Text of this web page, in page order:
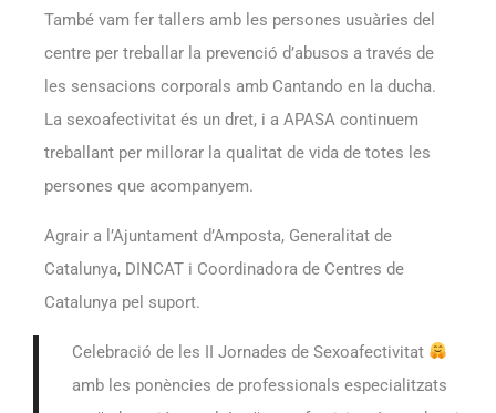
També vam fer tallers amb les persones usuàries del
centre per treballar la prevenció d’abusos a través de
les sensacions corporals amb Cantando en la ducha.
La sexoafectivitat és un dret, i a APASA continuem
treballant per millorar la qualitat de vida de totes les
persones que acompanyem.
Agrair a l’Ajuntament d’Amposta, Generalitat de
Catalunya, DINCAT i Coordinadora de Centres de
Catalunya pel suport.
Celebració de les II Jornades de Sexoafectivitat
amb les ponències de professionals especialitzats